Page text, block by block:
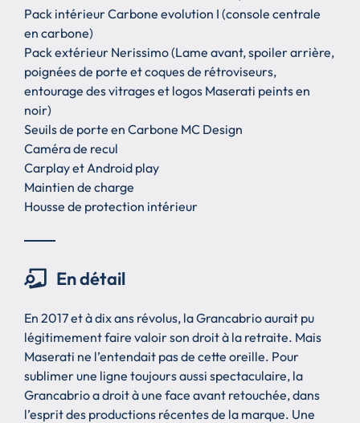
Pack intérieur Carbone evolution I (console centrale
en carbone)
Pack extérieur Nerissimo (Lame avant, spoiler arrière,
poignées de porte et coques de rétroviseurs,
entourage des vitrages et logos Maserati peints en
noir)
Seuils de porte en Carbone MC Design
Caméra de recul
Carplay et Android play
Maintien de charge
Housse de protection intérieur
En détail
En 2017 et à dix ans révolus, la Grancabrio aurait pu
légitimement faire valoir son droit à la retraite. Mais
Maserati ne l’entendait pas de cette oreille. Pour
sublimer une ligne toujours aussi spectaculaire, la
Grancabrio a droit à une face avant retouchée, dans
l’esprit des productions récentes de la marque. Une